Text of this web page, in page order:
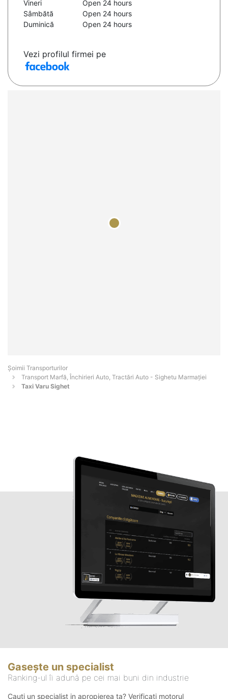
Vineri
Open 24 hours
Sâmbătă
Open 24 hours
Duminică
Open 24 hours
Vezi profilul firmei pe
Șoimii Transporturilor
Transport Marfă, Închirieri Auto, Tractări Auto - Sighetu Marmaţiei
Taxi Varu Sighet
Gasește un specialist
Ranking-ul îi adună pe cei mai buni din industrie
Cauți un specialist in apropierea ta? Verificați motorul